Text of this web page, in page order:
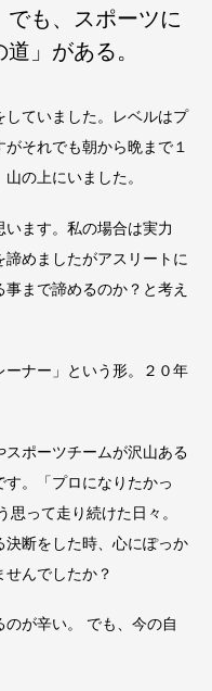
でも、スポーツに
」がある。
ていました。レベルはプ
それでも朝から晩まで１
の上にいました。
ます。私の場合は実力
めましたがアスリートに
まで諦めるのか？と考え
ーナー」という形。２０年
ポーツチームが沢山ある
。「プロになりたかっ
って走り続けた日々。
断をした時、心にぽっか
せんでしたか？
が辛い。 でも、今の自